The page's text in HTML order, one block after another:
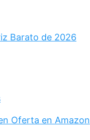
Barato de 2026
Oferta en Amazon